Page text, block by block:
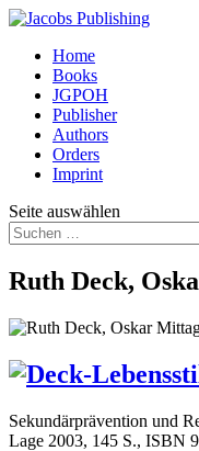
Home
Books
JGPOH
Publisher
Authors
Orders
Imprint
Seite auswählen
Ruth Deck,
Sekundärprävention und
Lage 2003, 145 S., ISBN